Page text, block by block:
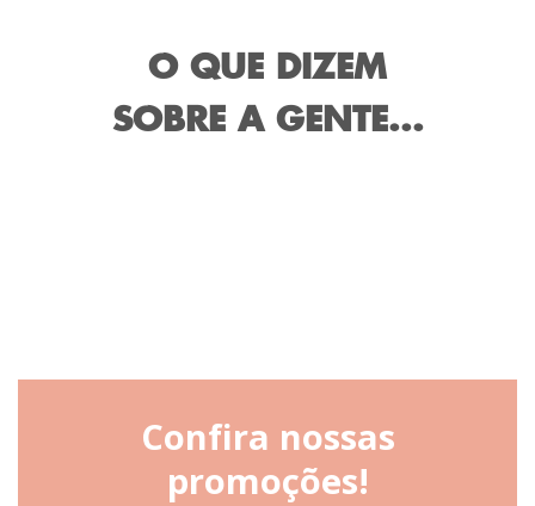
O QUE DIZEM
SOBRE A GENTE...
Confira nossas
promoções!